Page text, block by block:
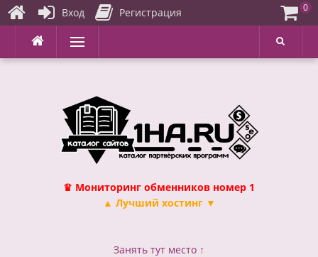
Перейти
содержимому
Меню
♛ Мониторинг обменников номер 1
▲ Лучший хостинг ▼
Занять тут место ↑
Вход Регистрация 0